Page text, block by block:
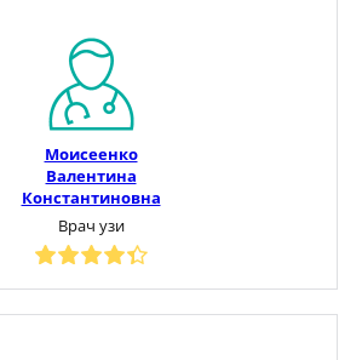
Моисеенко
Валентина
Константиновна
Врач узи